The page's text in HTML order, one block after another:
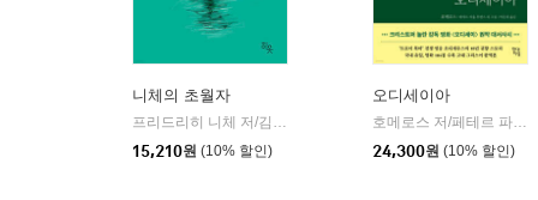
니체의 초월자
프리드리히 니체 저/김철 편역
15,210원 (10% 할인)
오디세이아
호메로스 저/페테르 파울 루벤스 그림/박문재 역
24,300원 (10% 할인)